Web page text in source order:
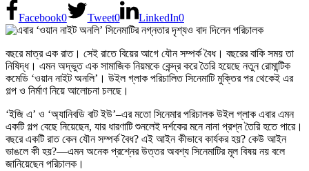
Facebook0 Tweet0 LinkedIn0
বছরে মাত্র এক রাত। সেই রাতে বিয়ের আগে যৌন সম্পর্ক বৈধ। বছরের বাকি সময় তা
নিষিদ্ধ। এমন অদ্ভুত এক সামাজিক নিয়মকে কেন্দ্র করে তৈরি হয়েছে নতুন রোমান্টিক
কমেডি ‘ওয়ান নাইট অনলি’। উইল গ্লাক পরিচালিত সিনেমাটি মুক্তির পর থেকেই এর
গল্প ও নির্মাণ নিয়ে আলোচনা চলছে।
‘ইজি এ’ ও ‘অ্যানিবডি বাট ইউ’–এর মতো সিনেমার পরিচালক উইল গ্লাক এবার এমন
একটি গল্প বেছে নিয়েছেন, যার ধারণাটি শুনলেই দর্শকের মনে নানা প্রশ্ন তৈরি হতে পারে।
বছরে একটি রাত কেন যৌন সম্পর্ক বৈধ? এই আইন কীভাবে কার্যকর হয়? কেউ আইন
ভাঙলে কী হয়?—এমন অনেক প্রশ্নের উত্তর অবশ্য সিনেমাটির মূল বিষয় নয় বলে
জানিয়েছেন পরিচালক।